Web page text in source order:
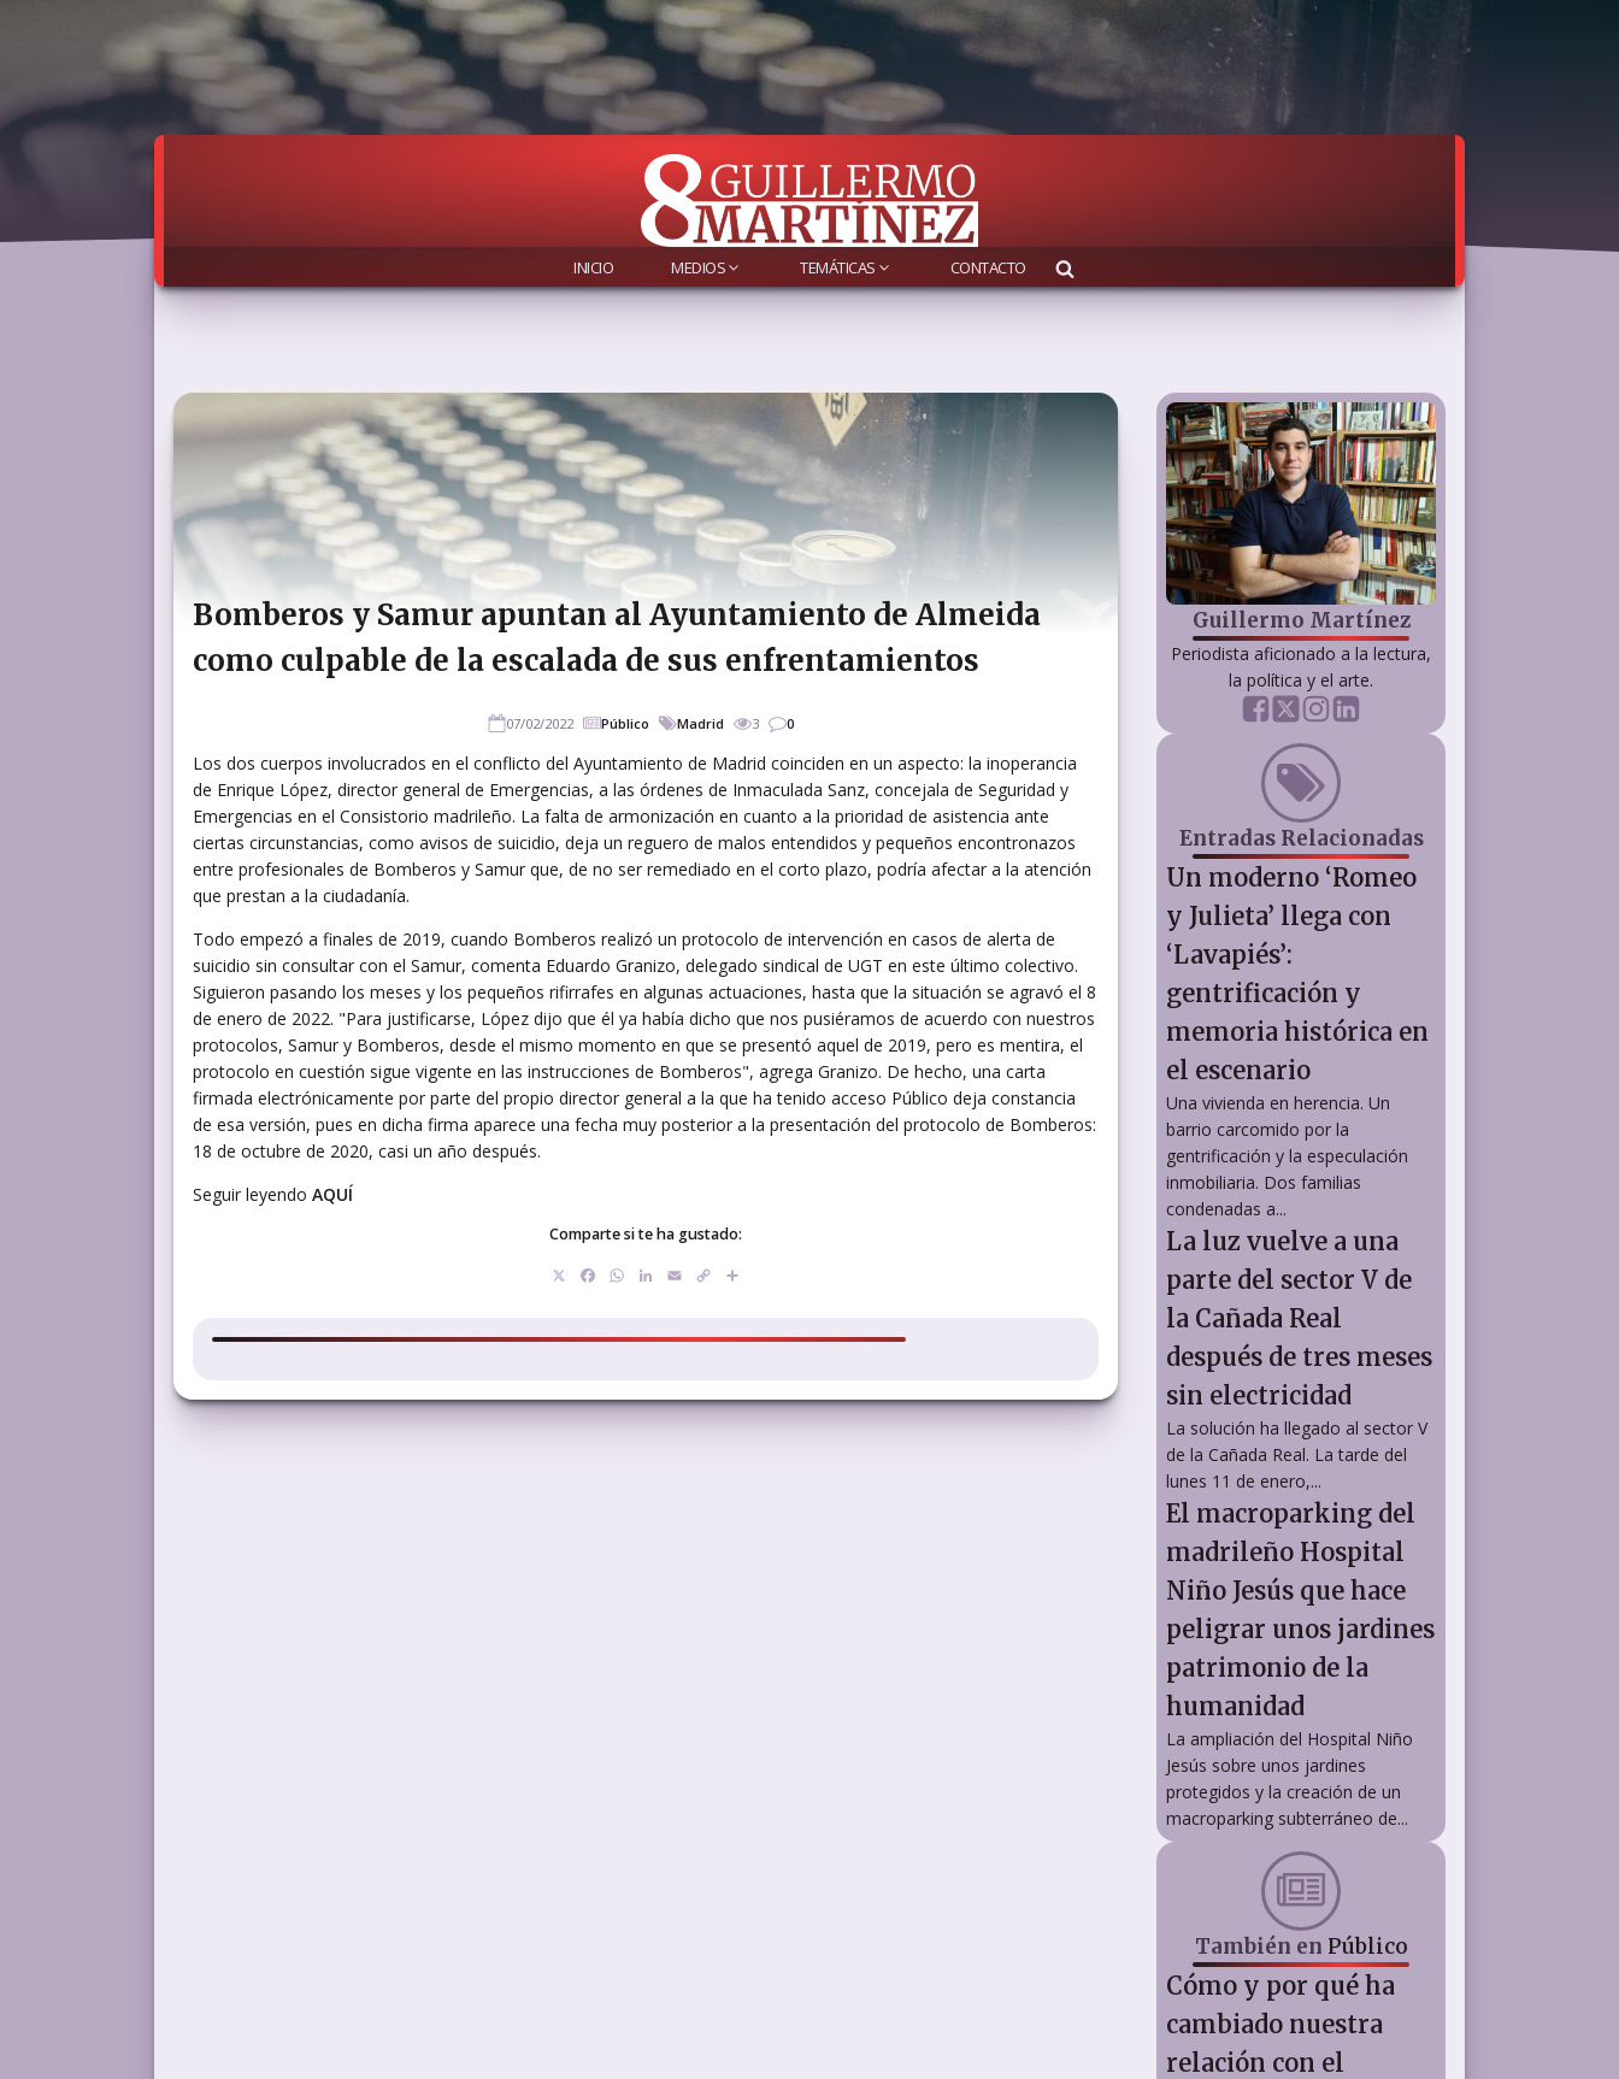
INICIO MEDIOS TEMÁTICAS CONTACTO
Bomberos y Samur apuntan al Ayuntamiento de Almeida
como culpable de la escalada de sus enfrentamientos
07/02/2022 Público Madrid 3 0
Los dos cuerpos involucrados en el conflicto del Ayuntamiento de Madrid coinciden en un aspecto: la inoperancia
de Enrique López, director general de Emergencias, a las órdenes de Inmaculada Sanz, concejala de Seguridad y
Emergencias en el Consistorio madrileño. La falta de armonización en cuanto a la prioridad de asistencia ante
ciertas circunstancias, como avisos de suicidio, deja un reguero de malos entendidos y pequeños encontronazos
entre profesionales de Bomberos y Samur que, de no ser remediado en el corto plazo, podría afectar a la atención
que prestan a la ciudadanía.
Todo empezó a finales de 2019, cuando Bomberos realizó un protocolo de intervención en casos de alerta de
suicidio sin consultar con el Samur, comenta Eduardo Granizo, delegado sindical de UGT en este último colectivo.
Siguieron pasando los meses y los pequeños rifirrafes en algunas actuaciones, hasta que la situación se agravó el 8
de enero de 2022. "Para justificarse, López dijo que él ya había dicho que nos pusiéramos de acuerdo con nuestros
protocolos, Samur y Bomberos, desde el mismo momento en que se presentó aquel de 2019, pero es mentira, el
protocolo en cuestión sigue vigente en las instrucciones de Bomberos", agrega Granizo. De hecho, una carta
firmada electrónicamente por parte del propio director general a la que ha tenido acceso Público deja constancia
de esa versión, pues en dicha firma aparece una fecha muy posterior a la presentación del protocolo de Bomberos:
18 de octubre de 2020, casi un año después.
Seguir leyendo AQUÍ
Comparte si te ha gustado:
Facebook
WhatsApp
LinkedIn
EmailCopy
Guillermo Martínez
Periodista aficionado a la lectura,
la política y el arte.
Entradas Relacionadas
Un moderno ‘Romeo
y Julieta’ llega con
‘Lavapiés’:
gentrificación y
memoria histórica en
el escenario
Una vivienda en herencia. Un
barrio carcomido por la
gentrificación y la especulación
inmobiliaria. Dos familias
condenadas a...
La luz vuelve a una
parte del sector V de
la Cañada Real
después de tres meses
sin electricidad
La solución ha llegado al sector V
de la Cañada Real. La tarde del
lunes 11 de enero,...
El macroparking del
madrileño Hospital
Niño Jesús que hace
peligrar unos jardines
patrimonio de la
humanidad
La ampliación del Hospital Niño
Jesús sobre unos jardines
protegidos y la creación de un
macroparking subterráneo de...
También en Público
Cómo y por qué ha
cambiado nuestra
relación con el